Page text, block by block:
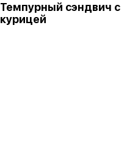
Темпурный сэндвич с
курицей